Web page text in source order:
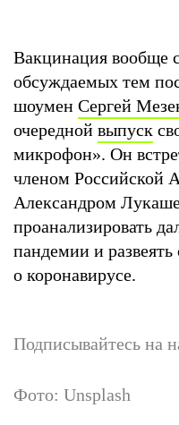
Вакцинация вообще
обсуждаемых тем
шоумен Сергей
очередной выпуск
микрофон». Он
членом Российской
Александром
проанализировать
пандемии и
о коронавирусе.
Подписывайтесь на
Фото: Unsplash